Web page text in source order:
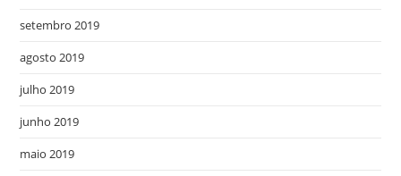
setembro 2019
agosto 2019
julho 2019
junho 2019
maio 2019